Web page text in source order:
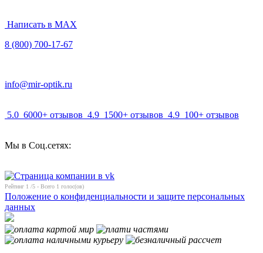
Написать в MAX
8 (800) 700-17-67
info@mir-optik.ru
5.0 6000+ отзывов 4.9 1500+ отзывов 4.9 100+ отзывов
Мы в Соц.сетях:
Рейтинг 1 /5 - Всего 1 голос(ов)
Положение о конфиденциальности и защите персональных
данных